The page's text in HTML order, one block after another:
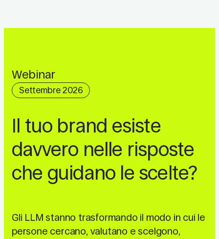
Webinar
Settembre 2026
Il tuo brand esiste
davvero nelle risposte
che guidano le scelte?
Gli LLM stanno trasformando il modo in cui le
persone cercano, valutano e scelgono,